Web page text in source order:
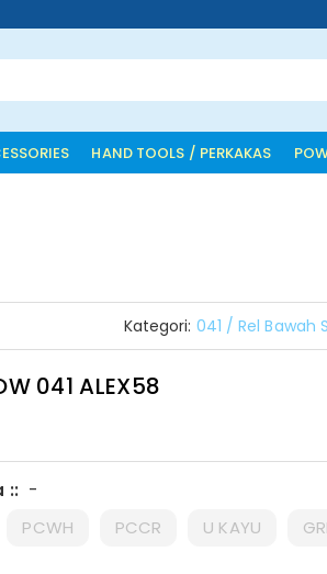
HAND TOOLS / PERKAKAS
Kategori: 041 / Rel Bawah
041 ALEX58
:: -
PCWH PCCR U KAYU